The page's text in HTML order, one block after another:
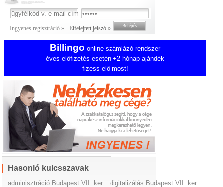
Ingyenes regisztráció » Elfelejtett jelszó »
Billingo online számlázó rendszer
éves előfizetés esetén +2 hónap ajándék
fizess elő most!
Hasonló kulcsszavak
adminisztráció Budapest VII. ker.
digitalizálás Budapest VII. ker.